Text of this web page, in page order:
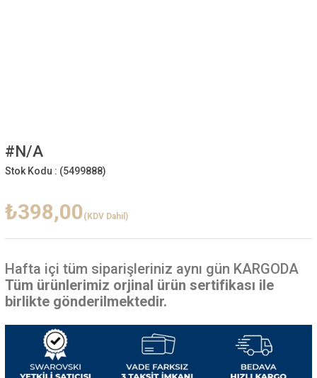
#N/A
Stok Kodu : (5499888)
₺398,00 (KDV Dahil)
Hafta içi tüm siparişleriniz aynı gün KARGODA
Tüm ürünlerimiz orjinal ürün sertifikası ile
birlikte gönderilmektedir.